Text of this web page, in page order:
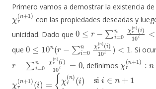
Primero vamos a demostrar la existencia
r(n+
con las propiedades deseadas y
unicidad. Dado que
0 =0nχ n)
(i 10n
que
0 n( r− =0n (n)(i) 10
<
. Si
i=0 r(n)
10i=0
, definimos
r(n+
r(n+ 1)( χ r(n)
)si i∈n 0si i=n+1